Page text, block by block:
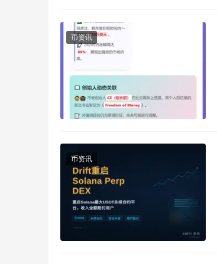
币资讯
币资讯